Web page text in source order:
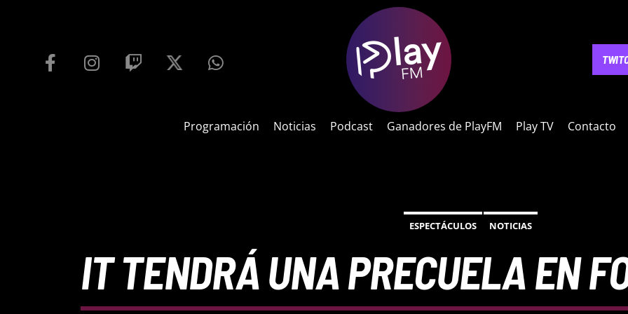
Programación Noticias Podcast Ganadores de PlayFM Play TV Contacto
NOTICIAS
ESPECTÁCULOS NOTICIAS
IT TENDRÁ UNA PRECUELA EN